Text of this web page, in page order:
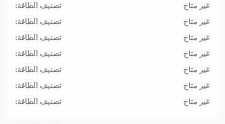
تصنيف الطاقة:
غير متاح
تصنيف الطاقة:
غير متاح
تصنيف الطاقة:
غير متاح
تصنيف الطاقة:
غير متاح
تصنيف الطاقة:
غير متاح
تصنيف الطاقة:
غير متاح
تصنيف الطاقة:
غير متاح